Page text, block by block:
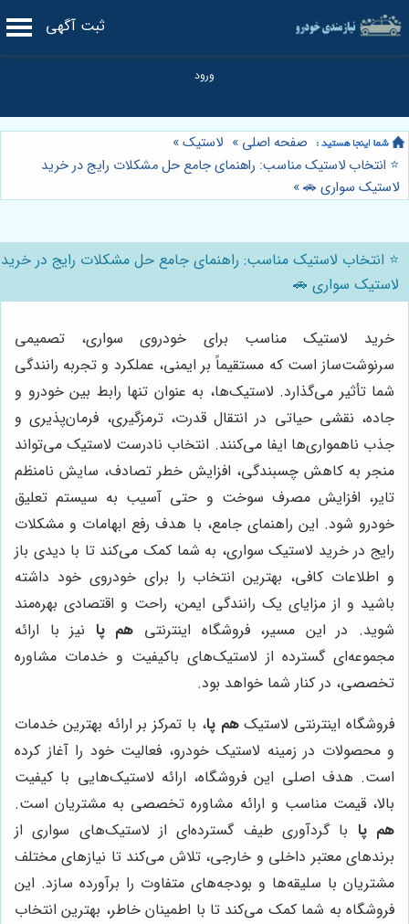
ثبت آگهی
صفحه اصلی » لاستیک»
⭐️ انتخاب لاستیک مناسب: راهنمای جامع حل مشکلات رایج در خرید
لاستیک سواری 🚗»
⭐️ انتخاب لاستیک مناسب: راهنمای جامع حل مشکلات رایج در خرید
لاستیک سواری 🚗
خرید لاستیک مناسب برای خودروی سواری، تصمیمی
سرنوشت‌ساز است که مستقیماً بر ایمنی، عملکرد و تجربه رانندگی
شما تأثیر می‌گذارد. لاستیک‌ها، به عنوان تنها رابط بین خودرو و
جاده، نقشی حیاتی در انتقال قدرت، ترمزگیری، فرمان‌پذیری و
جذب ناهمواری‌ها ایفا می‌کنند. انتخاب نادرست لاستیک می‌تواند
منجر به کاهش چسبندگی، افزایش خطر تصادف، سایش نامنظم
تایر، افزایش مصرف سوخت و حتی آسیب به سیستم تعلیق
خودرو شود. این راهنمای جامع، با هدف رفع ابهامات و مشکلات
رایج در خرید لاستیک سواری، به شما کمک می‌کند تا با دیدی باز
و اطلاعات کافی، بهترین انتخاب را برای خودروی خود داشته
باشید و از مزایای یک رانندگی ایمن، راحت و اقتصادی بهره‌مند
شوید. در این مسیر، فروشگاه اینترنتی هم پا نیز با ارائه
مجموعه‌ای گسترده از لاستیک‌های باکیفیت و خدمات مشاوره
تخصصی، در کنار شما خواهد بود.
فروشگاه اینترنتی لاستیکهم پا، با تمرکز بر ارائه بهترین خدمات
و محصولات در زمینه لاستیک خودرو، فعالیت خود را آغاز کرده
است. هدف اصلی این فروشگاه، ارائه لاستیک‌هایی با کیفیت
بالا، قیمت مناسب و ارائه مشاوره تخصصی به مشتریان است.
هم پا با گردآوری طیف گسترده‌ای از لاستیک‌های سواری از
برندهای معتبر داخلی و خارجی، تلاش می‌کند تا نیازهای مختلف
مشتریان با سلیقه‌ها و بودجه‌های متفاوت را برآورده سازد. این
فروشگاه به شما کمک می‌کند تا با اطمینان خاطر، بهترین انتخاب